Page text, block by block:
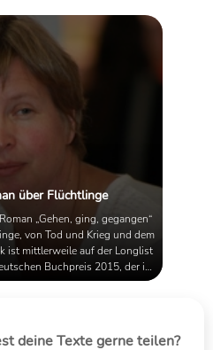
über Flüchtlinge
„Gehen, ging, gegangen“
von Tod und Krieg und dem
ist mittlerweile auf der Longlist
Buchpreis 2015, der im
verliehen wird.
deine Texte gerne teilen?